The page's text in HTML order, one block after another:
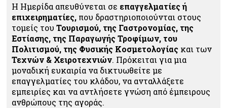
Η Ημερίδα απευθύνεται σε επαγγελματίες ή
επιχειρηματίες, που δραστηριοποιούνται στους
τομείς του Τουρισμού, της Γαστρονομίας, της
Εστίασης, της Παραγωγής Τροφίμων, του
Πολιτισμού, της Φυσικής Κοσμετολογίας και των
Τεχνών & Χειροτεχνιών. Πρόκειται για μια
μοναδική ευκαιρία να δικτυωθείτε με
επαγγελματίες του κλάδου, να ανταλλάξετε
εμπειρίες και να αντλήσετε γνώση από έμπειρους
ανθρώπους της αγοράς.